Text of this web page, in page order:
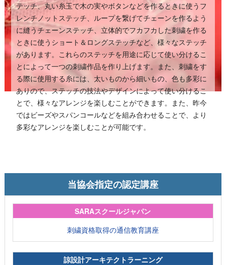
テッチ、丸い糸玉で木の実やボタンなどを作るときに使うフ
レンチノットステッチ、ループを繋げてチェーンを作るよう
に縫うチェーンステッチ、立体的でフカフカした刺繍を作る
ときに使うショート＆ロングステッチなど、様々なステッチ
があります。これらのステッチを用途に応じて使い分けるこ
とによって一つの刺繍作品を作り上げます。また、刺繍をす
る際に使用する糸には、太いものから細いもの、色も多彩に
ありので、ステッチの技法やデザインによって使い分けるこ
とで、様々なアレンジを楽しむことができます。また、昨今
ではビーズやスパンコールなどを組み合わせることで、より
多彩なアレンジを楽しむことが可能です。
当協会指定の認定講座
SARAスクールジャパン
刺繍資格取得の通信教育講座
諒設計アーキテクトラーニング